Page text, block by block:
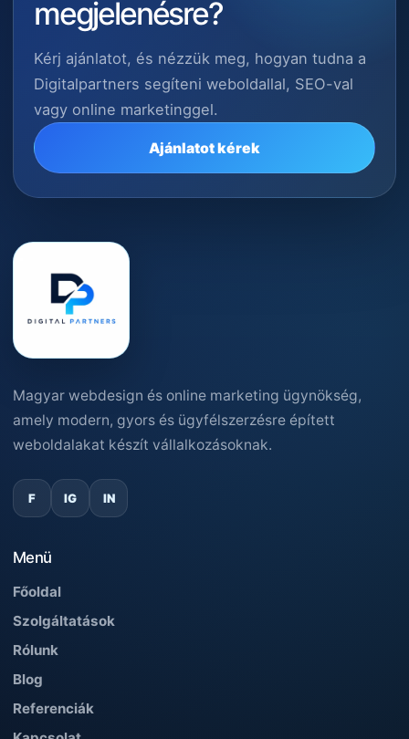
megjelenésre?
Kérj ajánlatot, és nézzük meg, hogyan tudna a
Digitalpartners segíteni weboldallal, SEO-val
vagy online marketinggel.
Ajánlatot kérek
Magyar webdesign és online marketing ügynökség,
amely modern, gyors és ügyfélszerzésre épített
weboldalakat készít vállalkozásoknak.
F IG IN
Menü
Főoldal
Szolgáltatások
Rólunk
Blog
Referenciák